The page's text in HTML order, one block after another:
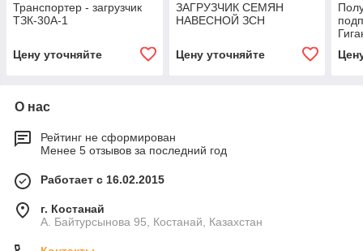
Транспортер - загрузчик
ТЗК-30А-1
Цену уточняйте
ЗАГРУЗЧИК СЕМЯН
НАВЕСНОЙ ЗСН
Цену уточняйте
О нас
Рейтинг не сформирован
Менее 5 отзывов за последний год
Работает с 16.02.2015
г. Костанай
А. Байтурсынова 95, Костанай, Казахстан